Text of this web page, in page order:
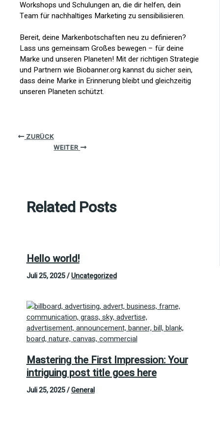
Workshops und Schulungen an, die dir helfen, dein
Team für nachhaltiges Marketing zu sensibilisieren.
Bereit, deine Markenbotschaften neu zu definieren?
Lass uns gemeinsam Großes bewegen – für deine
Marke und unseren Planeten! Mit der richtigen Strategie
und Partnern wie Biobanner.org kannst du sicher sein,
dass deine Marke in Erinnerung bleibt und gleichzeitig
unseren Planeten schützt.
ZURÜCK
WEITER
Related Posts
Hello world!
Juli 25, 2025/Uncategorized
Mastering the First Impression: Your
intriguing post title goes here
Juli 25, 2025/General